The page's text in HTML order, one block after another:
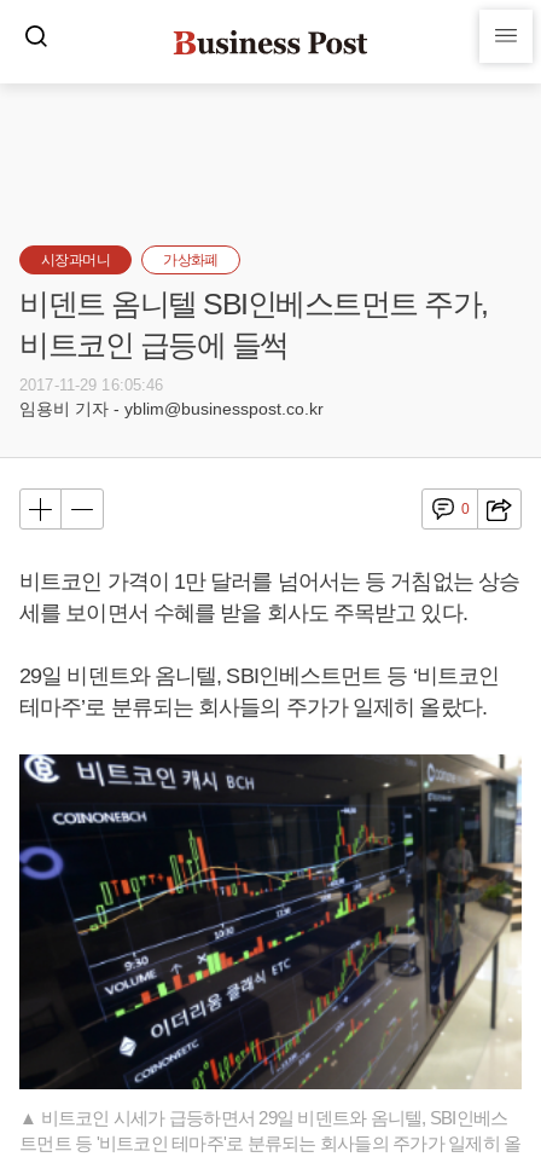
시장과머니 가상화폐
비덴트 옴니텔 SBI인베스트먼트 주가,
비트코인 급등에 들썩
2017-11-29 16:05:46
임용비 기자 - yblim@businesspost.co.kr
0
비트코인 가격이 1만 달러를 넘어서는 등 거침없는 상승
세를 보이면서 수혜를 받을 회사도 주목받고 있다.
29일 비덴트와 옴니텔, SBI인베스트먼트 등 ‘비트코인
테마주’로 분류되는 회사들의 주가가 일제히 올랐다.
▲ 비트코인 시세가 급등하면서 29일 비덴트와 옴니텔, SBI인베스
트먼트 등 '비트코인 테마주'로 분류되는 회사들의 주가가 일제히 올